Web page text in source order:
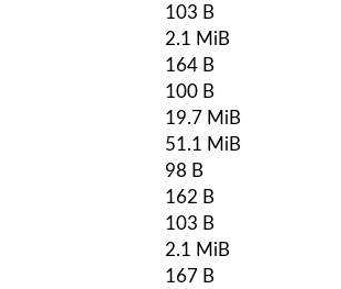
103 B
2.1 MiB
164 B
100 B
19.7 MiB
51.1 MiB
98 B
162 B
103 B
2.1 MiB
167 B